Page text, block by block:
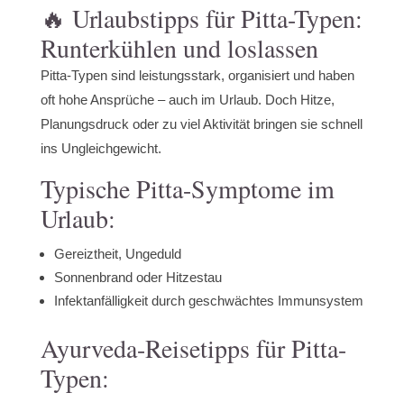
🔥 Urlaubstipps für Pitta-Typen:
Runterkühlen und loslassen
Pitta-Typen sind leistungsstark, organisiert und haben
oft hohe Ansprüche – auch im Urlaub. Doch Hitze,
Planungsdruck oder zu viel Aktivität bringen sie schnell
ins Ungleichgewicht.
Typische Pitta-Symptome im
Urlaub:
Gereiztheit, Ungeduld
Sonnenbrand oder Hitzestau
Infektanfälligkeit durch geschwächtes Immunsystem
Ayurveda-Reisetipps für Pitta-
Typen: